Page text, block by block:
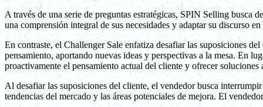
A través de una serie de preguntas estratégicas, SPIN Selling busca
una comprensión integral de sus necesidades y adaptar su discurso
En contraste, el Challenger Sale enfatiza desafiar las suposiciones
pensamiento, aportando nuevas ideas y perspectivas a la mesa. En
proactivamente el pensamiento actual del cliente y ofrecer soluciones
Al desafiar las suposiciones del cliente, el vendedor busca
tendencias del mercado y las áreas potenciales de mejora. El